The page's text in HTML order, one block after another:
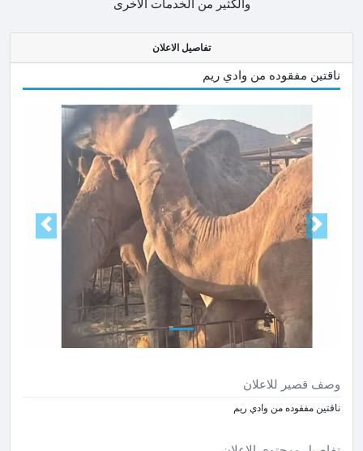
والكثير من الخدمات الاخرى
تفاصيل الاعلان
ناقتين مفقوده من وادي ريم
Next Prev
وصف قصير للاعلان
ناقتين مفقوده من وادي ريم